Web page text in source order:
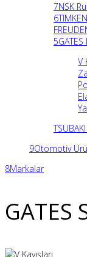
7NSK
6
5GATES
V
9Otomotiv
8Markalar
GATES